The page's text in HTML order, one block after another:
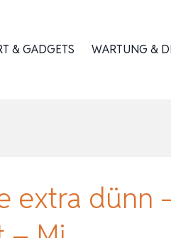
& GADGETS WARTUNG &
extra dünn